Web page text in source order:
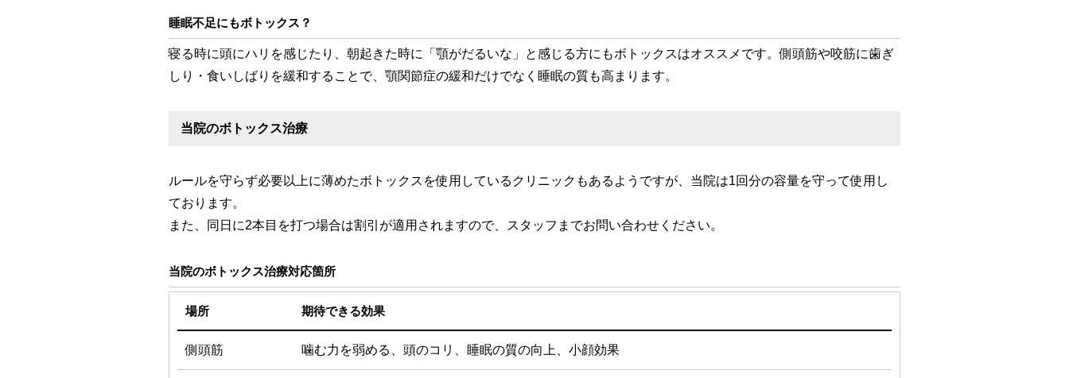
睡眠不足にもボトックス？
寝る時に頭にハリを感じたり、朝起きた時に「顎がだるいな」と感じる方にもボトックスはオススメです。側頭筋や咬筋に歯ぎ
しり・食いしばりを緩和することで、顎関節症の緩和だけでなく睡眠の質も高まります。
当院のボトックス治療
ルールを守らず必要以上に薄めたボトックスを使用しているクリニックもあるようですが、当院は1回分の容量を守って使用し
ております。
また、同日に2本目を打つ場合は割引が適用されますので、スタッフまでお問い合わせください。
当院のボトックス治療対応箇所
場所 期待できる効果
側頭筋 噛む力を弱める、頭のコリ、睡眠の質の向上、小顔効果